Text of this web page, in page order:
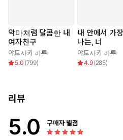
악마처럼 달콤한 내
여자친구
야토사키 하루
5.0 (799)
내 안에서 가
나는, 너
야토사키 하루
4.9(285)
리뷰
5.0 구매자 별점